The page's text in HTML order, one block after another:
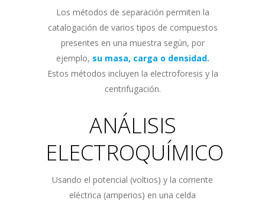
Los métodos de separación permiten la
catalogación de varios tipos de compuestos
presentes en una muestra según, por
ejemplo, su masa, carga o densidad.
Estos métodos incluyen la electroforesis y la
centrifugación.
ANÁLISIS
ELECTROQUÍMICO
Usando el potencial (voltios) y la corriente
eléctrica (amperios) en una celda